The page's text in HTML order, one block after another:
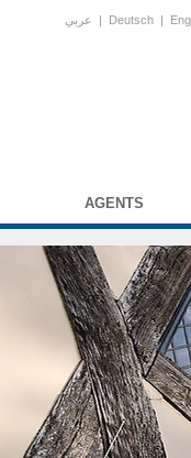
عربي | Deutsch |
AGENTS